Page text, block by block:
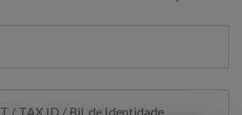
/ TAX ID / Bil. de Identidade